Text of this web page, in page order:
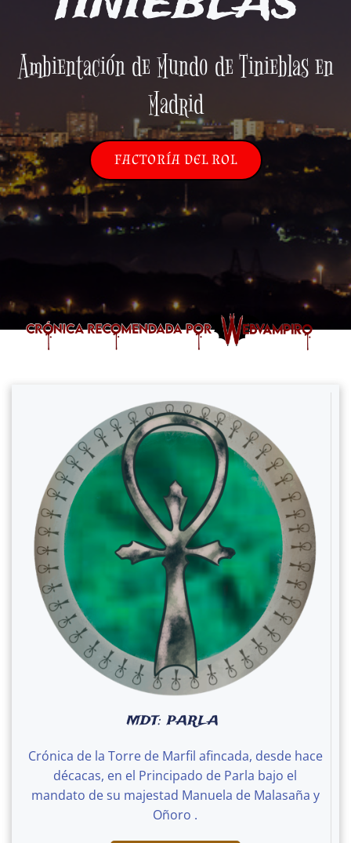
Ambientación de Mundo de Tinieblas en
Madrid
FACTORÍA DEL ROL
MDT: PARLA
Crónica de la Torre de Marfil afincada, desde hace
décacas, en el Principado de Parla bajo el
mandato de su majestad Manuela de Malasaña y
Oñoro .